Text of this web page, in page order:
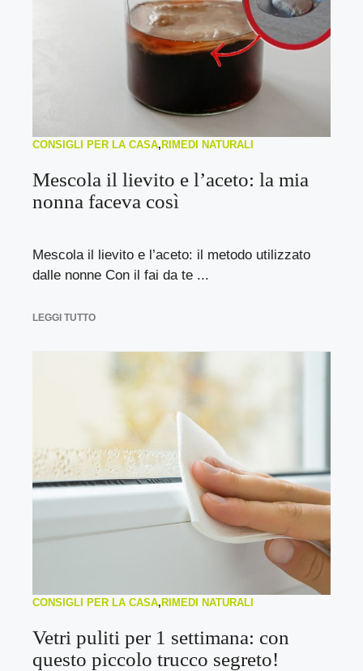
CONSIGLI PER LA CASA, RIMEDI NATURALI
Mescola il lievito e l’aceto: la mia
nonna faceva così
Mescola il lievito e l’aceto: il metodo utilizzato
dalle nonne Con il fai da te ...
LEGGI TUTTO
CONSIGLI PER LA CASA,RIMEDI NATURALI
Vetri puliti per 1 settimana: con
questo piccolo trucco segreto!